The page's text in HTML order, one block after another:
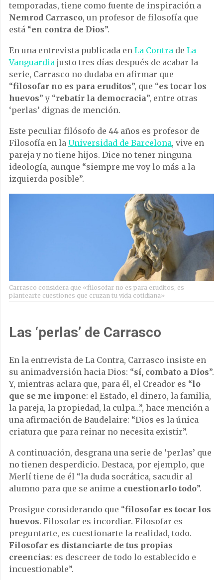
temporadas, tiene como fuente de inspiración a
Nemrod Carrasco, un profesor de filosofía que
está “en contra de Dios”.
En una entrevista publicada en La Contra de La
Vanguardia justo tres días después de acabar la
serie, Carrasco no dudaba en afirmar que
“filosofar no es para eruditos”, que “es tocar los
huevos” y “rebatir la democracia”, entre otras
‘perlas’ dignas de mención.
Este peculiar filósofo de 44 años es profesor de
Filosofía en la Universidad de Barcelona, vive en
pareja y no tiene hijos. Dice no tener ninguna
ideología, aunque “siempre me voy lo más a la
izquierda posible”.
Carrasco considera que «filosofar no es para eruditos, es
plantearte cuestiones que cruzan tu vida cotidiana»
Las ‘perlas’ de Carrasco
En la entrevista de La Contra, Carrasco insiste en
su animadversión hacia Dios: “sí, combato a Dios”.
Y, mientras aclara que, para él, el Creador es “lo
que se me impone: el Estado, el dinero, la familia,
la pareja, la propiedad, la culpa…”, hace mención a
una afirmación de Baudelaire: “Dios es la única
criatura que para reinar no necesita existir”.
A continuación, desgrana una serie de ‘perlas’ que
no tienen desperdicio. Destaca, por ejemplo, que
Merlí tiene de él “la duda socrática, sacudir al
alumno para que se anime a cuestionarlo todo”.
Prosigue considerando que “filosofar es tocar los
huevos. Filosofar es incordiar. Filosofar es
preguntarte, es cuestionarte la realidad, todo.
Filosofar es distanciarte de tus propias
creencias: es descreer de todo lo establecido e
incuestionable”.